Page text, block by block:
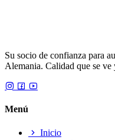
Su socio de confianza para
Alemania. Calidad que se ve
Menú
Inicio